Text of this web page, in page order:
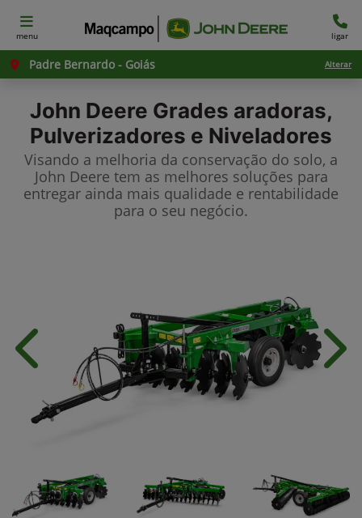
menu ligar
Padre Bernardo - Goiás Alterar
John Deere Grades aradoras,
Pulverizadores e Niveladores
Visando a melhoria da conservação do solo, a
John Deere tem as melhores soluções para
entregar ainda mais qualidade e rentabilidade
para o seu negócio.
Anterior